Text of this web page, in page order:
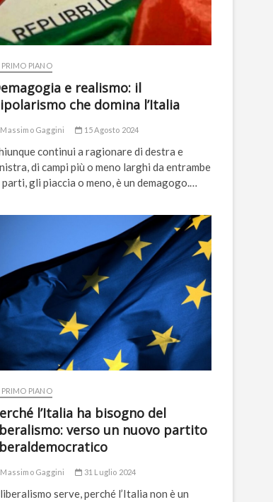
PRIMO PIANO
e realismo: il
che domina l’Italia
Massimo Gaggini 15 Agosto 2024
continui a ragionare di destra e
di campi più o meno larghi da entrambe
parti, gli piaccia o meno, è un demagogo.…
PRIMO PIANO
l’Italia ha bisogno del
verso un nuovo partito
Massimo Gaggini 31 Luglio 2024
serve, perché l’Italia non è un